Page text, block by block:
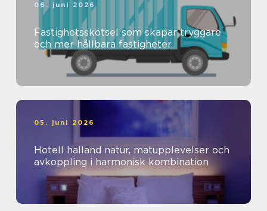
06. juni 2026
Fastighetsskötsel som skapar tryggare
och mer hållbara fastigheter
05. juni 2026
Hotell halland natur, matupplevelser och
avkoppling i harmonisk kombination